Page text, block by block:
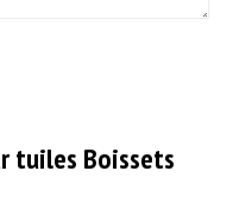
tuiles Boissets